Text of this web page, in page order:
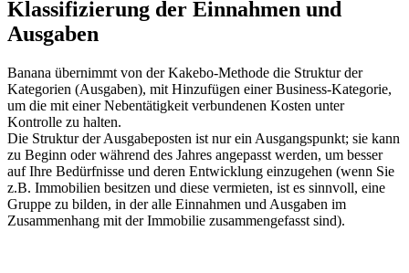
Klassifizierung der Einnahmen und
Ausgaben
Banana übernimmt von der Kakebo-Methode die Struktur der
Kategorien (Ausgaben), mit Hinzufügen einer Business-Kategorie,
um die mit einer Nebentätigkeit verbundenen Kosten unter
Kontrolle zu halten.
Die Struktur der Ausgabeposten ist nur ein Ausgangspunkt; sie kann
zu Beginn oder während des Jahres angepasst werden, um besser
auf Ihre Bedürfnisse und deren Entwicklung einzugehen (wenn Sie
z.B. Immobilien besitzen und diese vermieten, ist es sinnvoll, eine
Gruppe zu bilden, in der alle Einnahmen und Ausgaben im
Zusammenhang mit der Immobilie zusammengefasst sind).